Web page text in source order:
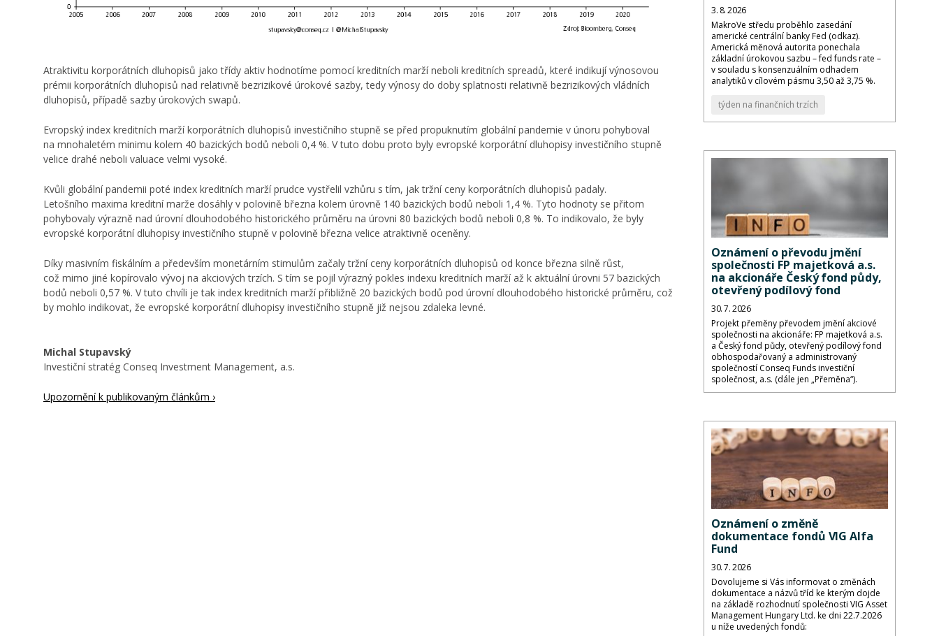
Atraktivitu korporátních dluhopisů jako třídy aktiv hodnotíme pomocí kreditních marží neboli kreditních spreadů, které indikují výnosovou
prémii korporátních dluhopisů nad relativně bezrizikové úrokové sazby, tedy výnosy do doby splatnosti relativně bezrizikových vládních
dluhopisů, případě sazby úrokových swapů.
Evropský index kreditních marží korporátních dluhopisů investičního stupně se před propuknutím globální pandemie v únoru pohyboval
na mnohaletém minimu kolem 40 bazických bodů neboli 0,4 %. V tuto dobu proto byly evropské korporátní dluhopisy investičního stupně
velice drahé neboli valuace velmi vysoké.
Kvůli globální pandemii poté index kreditních marží prudce vystřelil vzhůru s tím, jak tržní ceny korporátních dluhopisů padaly.
Letošního maxima kreditní marže dosáhly v polovině března kolem úrovně 140 bazických bodů neboli 1,4 %. Tyto hodnoty se přitom
pohybovaly výrazně nad úrovní dlouhodobého historického průměru na úrovni 80 bazických bodů neboli 0,8 %. To indikovalo, že byly
evropské korporátní dluhopisy investičního stupně v polovině března velice atraktivně oceněny.
Díky masivním fiskálním a především monetárním stimulům začaly tržní ceny korporátních dluhopisů od konce března silně růst,
což mimo jiné kopírovalo vývoj na akciových trzích. S tím se pojil výrazný pokles indexu kreditních marží až k aktuální úrovni 57 bazických
bodů neboli 0,57 %. V tuto chvíli je tak index kreditních marží přibližně 20 bazických bodů pod úrovní dlouhodobého historické průměru, což
by mohlo indikovat, že evropské korporátní dluhopisy investičního stupně již nejsou zdaleka levné.
Michal Stupavský
Investiční stratég Conseq Investment Management, a.s.
Upozornění k publikovaným článkům ›
3. 8. 2026
MakroVe středu proběhlo zasedání
americké centrální banky Fed (odkaz).
Americká měnová autorita ponechala
základní úrokovou sazbu – fed funds rate –
v souladu s konsenzuálním odhadem
analytiků v cílovém pásmu 3,50 až 3,75 %.
týden na finančních trzích
Oznámení o převodu jmění
společnosti FP majetková a.s.
na akcionáře Český fond půdy,
otevřený podílový fond
30. 7. 2026
Projekt přeměny převodem jmění akciové
společnosti na akcionáře: FP majetková a.s.
a Český fond půdy, otevřený podílový fond
obhospodařovaný a administrovaný
společností Conseq Funds investiční
společnost, a.s. (dále jen „Přeměna“).
Oznámení o změně
dokumentace fondů VIG Alfa
Fund
30. 7. 2026
Dovolujeme si Vás informovat o změnách
dokumentace a názvů tříd ke kterým dojde
na základě rozhodnutí společnosti VIG Asset
Management Hungary Ltd. ke dni 22.7.2026
u níže uvedených fondů: